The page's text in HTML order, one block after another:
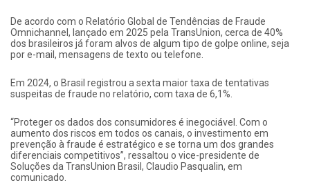
De acordo com o Relatório Global de Tendências de Fraude
Omnichannel, lançado em 2025 pela TransUnion, cerca de 40%
dos brasileiros já foram alvos de algum tipo de golpe online, seja
por e-mail, mensagens de texto ou telefone.
Em 2024, o Brasil registrou a sexta maior taxa de tentativas
suspeitas de fraude no relatório, com taxa de 6,1%.
“Proteger os dados dos consumidores é inegociável. Com o
aumento dos riscos em todos os canais, o investimento em
prevenção à fraude é estratégico e se torna um dos grandes
diferenciais competitivos”, ressaltou o vice-presidente de
Soluções da TransUnion Brasil, Claudio Pasqualin, em
comunicado.